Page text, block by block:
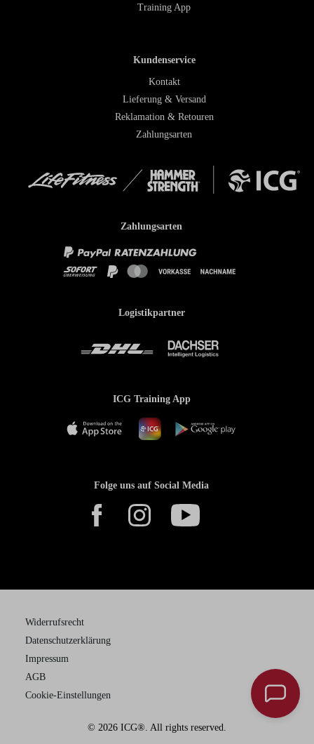
Training App
Kundenservice
Kontakt
Lieferung & Versand
Reklamation & Retouren
Zahlungsarten
Zahlungsarten
Logistikpartner
ICG Training App
Folge uns auf Social Media
Widerrufsrecht
Datenschutzerklärung
Impressum
AGB
Cookie-Einstellungen
© 2026 ICG®. All rights reserved.